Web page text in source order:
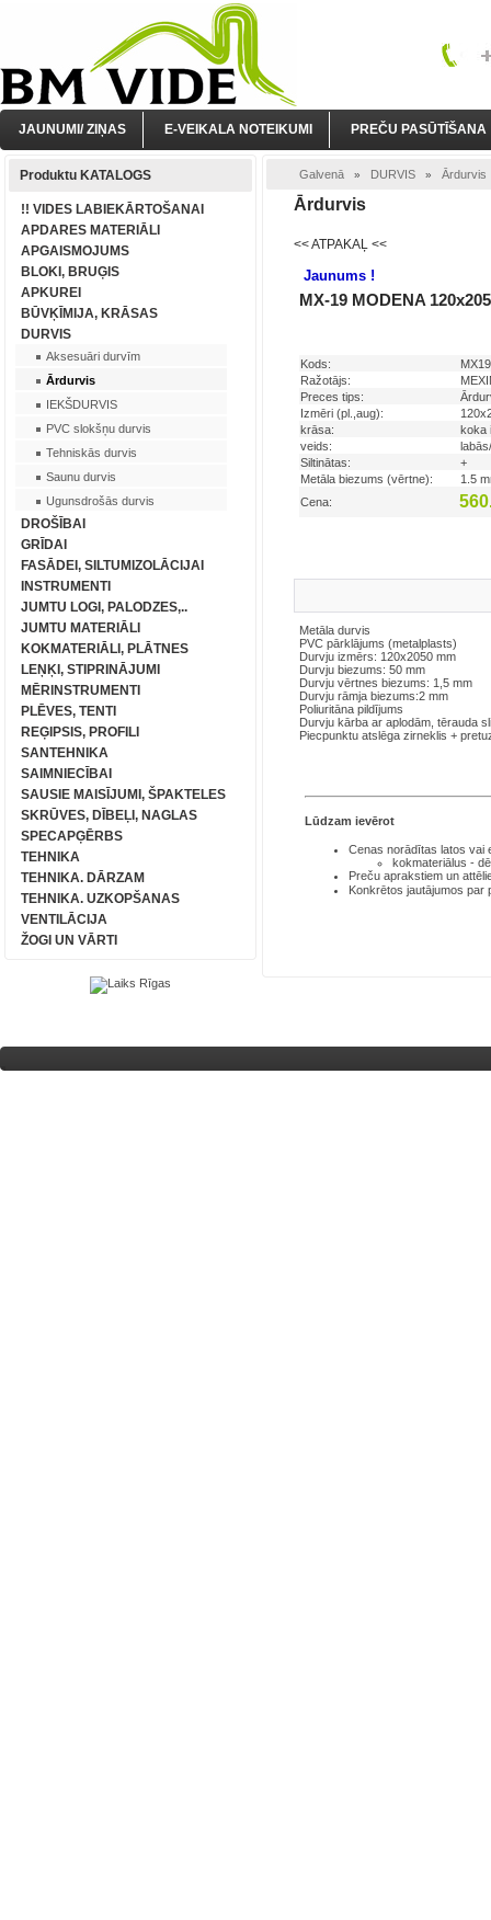
JAUNUMI/ ZIŅAS E-VEIKALA NOTEIKUMI PREČU PASŪTĪŠANA
Produktu KATALOGS
!! VIDES LABIEKĀRTOŠANAI
APDARES MATERIĀLI
APGAISMOJUMS
BLOKI, BRUĢIS
APKUREI
BŪVĶĪMIJA, KRĀSAS
DURVIS
Aksesuāri durvīm
Ārdurvis
IEKŠDURVIS
PVC slokšņu durvis
Tehniskās durvis
Saunu durvis
Ugunsdrošās durvis
DROŠĪBAI
GRĪDAI
FASĀDEI, SILTUMIZOLĀCIJAI
INSTRUMENTI
JUMTU LOGI, PALODZES,..
JUMTU MATERIĀLI
KOKMATERIĀLI, PLĀTNES
LEŅĶI, STIPRINĀJUMI
MĒRINSTRUMENTI
PLĒVES, TENTI
REĢIPSIS, PROFILI
SANTEHNIKA
SAIMNIECĪBAI
SAUSIE MAISĪJUMI, ŠPAKTELES
SKRŪVES, DĪBEĻI, NAGLAS
SPECAPĢĒRBS
TEHNIKA
TEHNIKA. DĀRZAM
TEHNIKA. UZKOPŠANAS
VENTILĀCIJA
ŽOGI UN VĀRTI
Galvenā » DURVIS » Ārdurvis
Ārdurvis
<< ATPAKAĻ <<
Jaunums !
MX-19 MODENA
Kods:
MX19
Ražotājs:
Preces tips:
Izmēri (pl.,aug):
krāsa:
koka
veids:
Siltinātas:
+
Metāla biezums (vērtne):
1.5
Cena:
Metāla durvis
PVC pārklājums (metalplasts)
Durvju izmērs: 120x2050 mm
Durvju biezums: 50 mm
Durvju vērtnes biezums: 1,5 mm
Durvju rāmja biezums:2 mm
Poliuritāna pildījums
Durvju kārba ar aplodām, tērauda
Piecpunktu atslēga zirneklis +
Lūdzam ievērot
Cenas norādītas latos vai
kokmateriālus -
Preču aprakstiem un
Konkrētos jautājumos